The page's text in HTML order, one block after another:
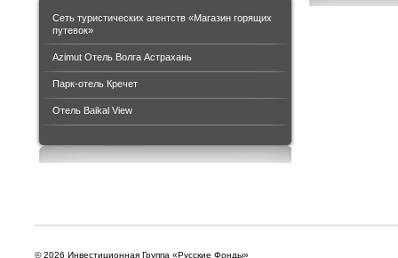
Сеть туристических агентств «Магазин горящих
путевок»
Azimut Отель Волга Астрахань
Парк-отель Кречет
Отель Baikal View
© 2026 Инвестиционная Группа «Русские Фонды»